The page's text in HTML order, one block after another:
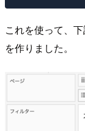
これを使って、
を作りました。